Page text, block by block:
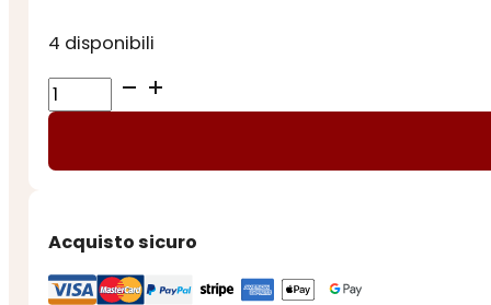
4 disponibili
TE'
VERDE
YUZU
quantità
Acquisto sicuro